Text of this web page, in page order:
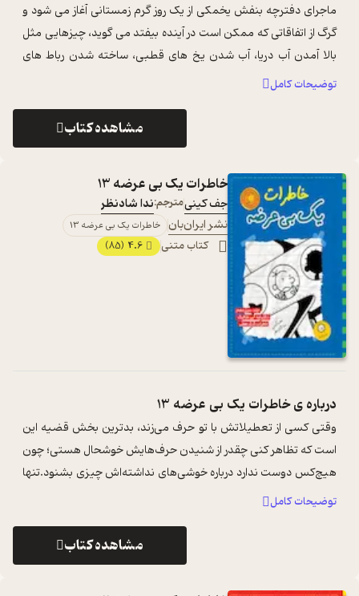
ماجرای دفترچه بنفش یخمکی از یک روز گرم زمستانی آغاز می شود و
گرگ از اتفاقاتی که ممکن است در آینده بیفتد می گوید، چیزهایی مثل
بالا آمدن آب دریا، آب شدن یخ های قطبی، ساخته شدن رباط های
گوناگون، اجزای مک ...
توضیحات کامل
مشاهده کتاب
خاطرات یک بی عرضه 13
جف کینیمترجم:ندا شادنظر
نشر ایران‌بان خاطرات یک بی عرضه 13
کتاب متنی 4.6
(85)
درباره یخاطرات یک بی عرضه 13
وقتی کسی از تعطیلاتش با تو حرف می‌زند، بدترین بخش قضیه این
است که تظاهر کنی چقدر از شنیدن حرف‌‌هایش خوشحال هستی؛ چون
هیچ‌کس دوست ندارد درباره خوشی‌های نداشته‌اش چیزی بشنود.تنها
قسمت از تعطیلات دیگران ...
توضیحات کامل
مشاهده کتاب